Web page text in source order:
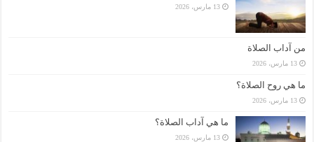
13 مارس، 2026
من آداب الصلاة
13 مارس، 2026
ما هي روح الصلاة؟
13 مارس، 2026
ما هي آداب الصلاة؟
13 مارس، 2026